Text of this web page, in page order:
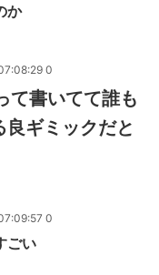
か
0
て書いてて誰も
ギミックだと
0
ごい